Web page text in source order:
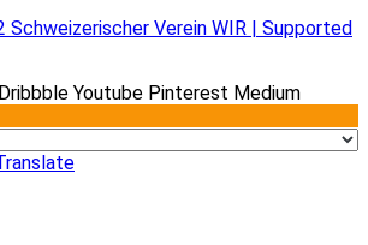
Verein WIR | Supported
Dribbble Youtube Pinterest Medium